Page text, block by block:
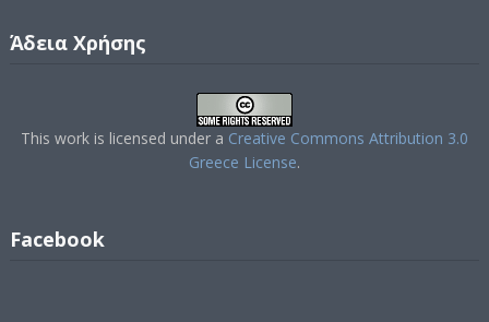
Άδεια Χρήσης
This work is licensed under a Creative Commons Attribution 3.0
Greece License.
Facebook